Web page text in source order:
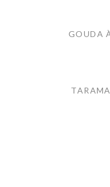
GOUDA